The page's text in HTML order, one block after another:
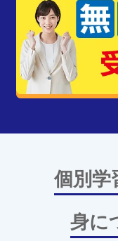
個別学
身に